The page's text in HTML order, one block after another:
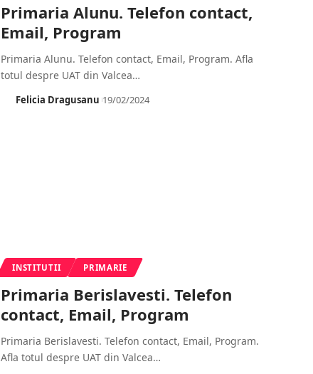
Primaria Alunu. Telefon contact,
Email, Program
Primaria Alunu. Telefon contact, Email, Program. Afla
totul despre UAT din Valcea…
Felicia Dragusanu 19/02/2024
INSTITUTII PRIMARIE
Primaria Berislavesti. Telefon
contact, Email, Program
Primaria Berislavesti. Telefon contact, Email, Program.
Afla totul despre UAT din Valcea…